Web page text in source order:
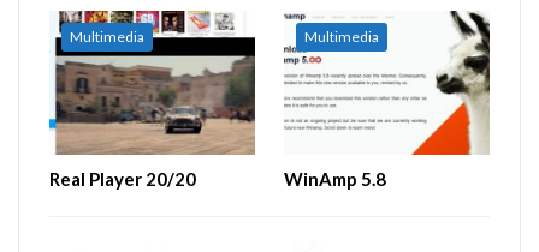
Multimedia
Real Player 20/20
Multimedia
WinAmp 5.8